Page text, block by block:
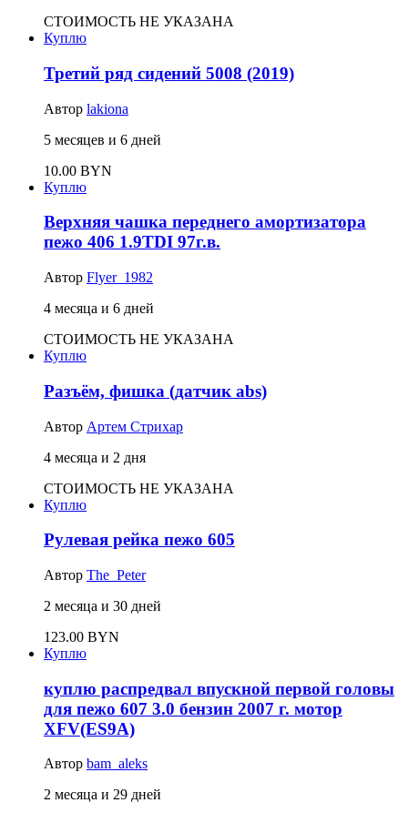
СТОИМОСТЬ НЕ УКАЗАНА
Куплю
Третий ряд сидений 5008 (2019)
Автор lakiona
5 месяцев и 6 дней
10.00 BYN
Куплю
Верхняя чашка переднего амортизатора
пежо 406 1.9TDI 97г.в.
Автор Flyer_1982
4 месяца и 6 дней
СТОИМОСТЬ НЕ УКАЗАНА
Куплю
Разъём, фишка (датчик abs)
Автор Артем Стрихар
4 месяца и 2 дня
СТОИМОСТЬ НЕ УКАЗАНА
Куплю
Рулевая рейка пежо 605
Автор The_Peter
2 месяца и 30 дней
123.00 BYN
Куплю
куплю распредвал впускной первой головы
для пежо 607 3.0 бензин 2007 г. мотор
XFV(ES9A)
Автор bam_aleks
2 месяца и 29 дней